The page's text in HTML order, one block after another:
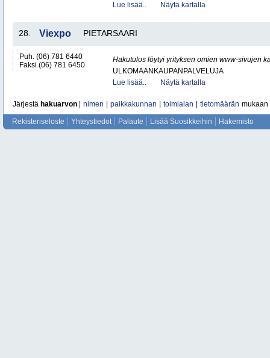
Lue lisää..
Näytä kartalla
28. Viexpo PIETARSAARI
Puh. (06) 781 6440
Faksi (06) 781 6450
Hakutulos löytyi yrityksen omien www-sivujen
ULKOMAANKAUPANPALVELUJA
Lue lisää..
Näytä kartalla
Järjestä hakuarvon nimen paikkakunnan toimialan tietomäärän mukaan
Rekisteriseloste Yhteystiedot Palaute Lisää Suosikkeihin Hakemisto